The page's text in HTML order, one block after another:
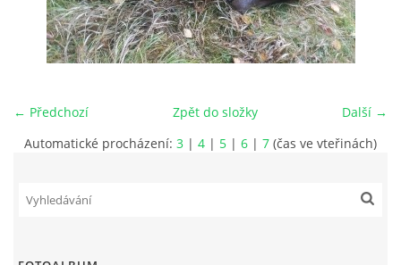
VIZUALIZACE VÝSTAVBY V RAČETICÍCH
Račetice 20, 43801 Žatec
Email: hofmanat@gmail.com
← Předchozí Další →
Zpět do složky
Automatické procházení: 3 | 4 | 5 | 6 | 7 (čas ve vteřinách)